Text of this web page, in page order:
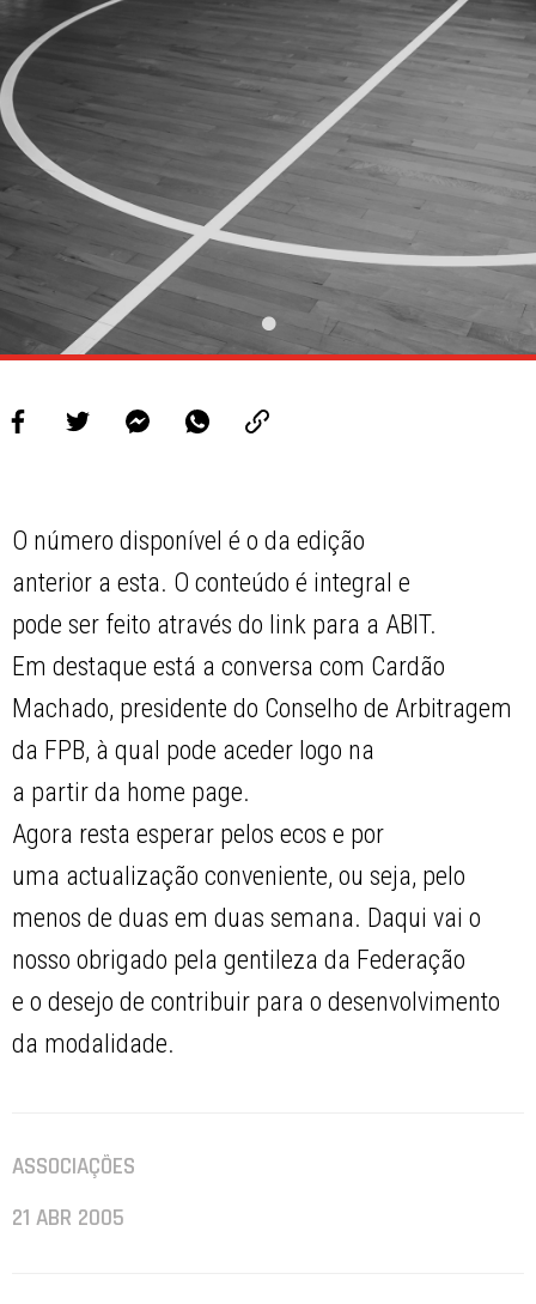
PROJETOS
LIGA BETCLIC MASCULINA
LIGA BETCLIC FEMININA
O número disponível é o da edição
anterior a esta. O conteúdo é integral e
pode ser feito através do link para a ABIT.
Em destaque está a conversa com Cardão
Machado, presidente do Conselho de Arbitragem
da FPB, à qual pode aceder logo na
a partir da home page.
Agora resta esperar pelos ecos e por
uma actualização conveniente, ou seja, pelo
menos de duas em duas semana. Daqui vai o
nosso obrigado pela gentileza da Federação
e o desejo de contribuir para o desenvolvimento
da modalidade.
ASSOCIAÇÕES
21 ABR 2005